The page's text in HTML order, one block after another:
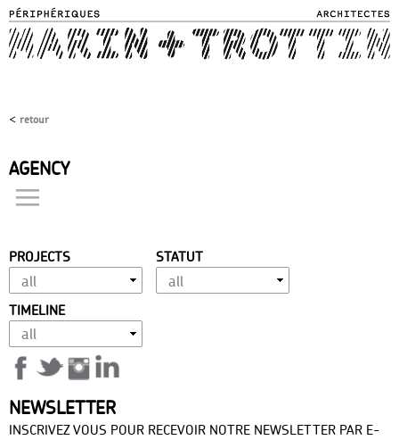
main
content
< retour
AGENCY
philosophy
expertise
vocation
history
distinctions
team
contact
press
PROJECTS STATUT
TIMELINE
NEWSLETTER
INSCRIVEZ VOUS POUR RECEVOIR NOTRE NEWSLETTER PAR E-